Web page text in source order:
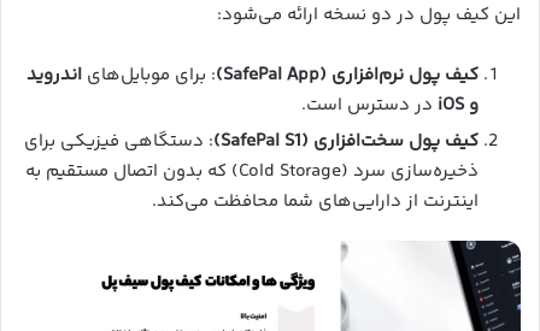
این کیف پول در دو نسخه ارائه می‌شود:
کیف پول نرم‌افزاری (SafePal App) : برای موبایل‌های اندروید
و iOS
در دسترس است.
کیف پول سخت‌افزاری (SafePal S1)
: دستگاهی فیزیکی برای
ذخیره‌سازی سرد (Cold Storage) که بدون اتصال مستقیم به
اینترنت از دارایی‌های شما محافظت می‌کند.